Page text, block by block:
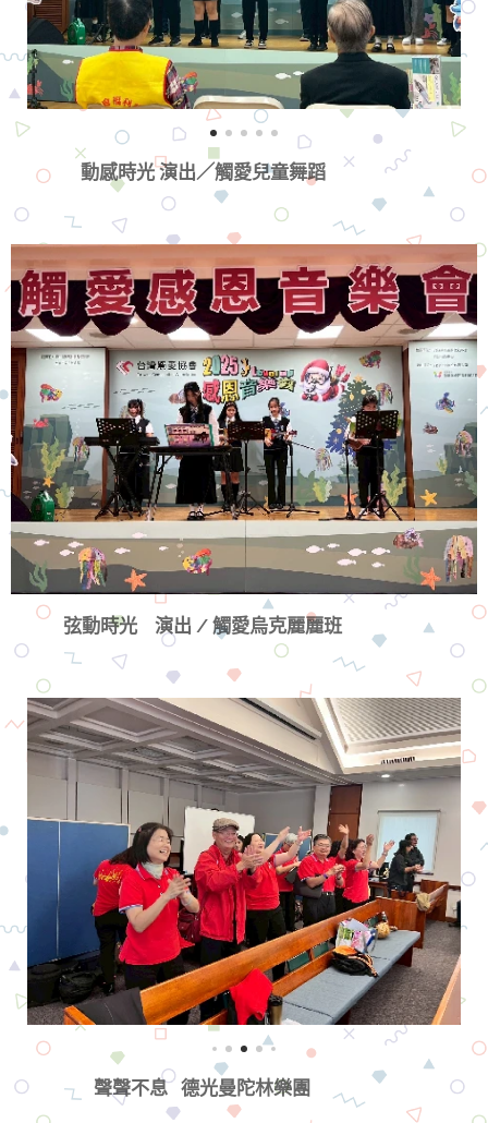
動感時光 演出／觸愛兒童舞蹈
弦動時光 演出 / 觸愛烏克麗麗班
聲聲不息 德光曼陀林樂團